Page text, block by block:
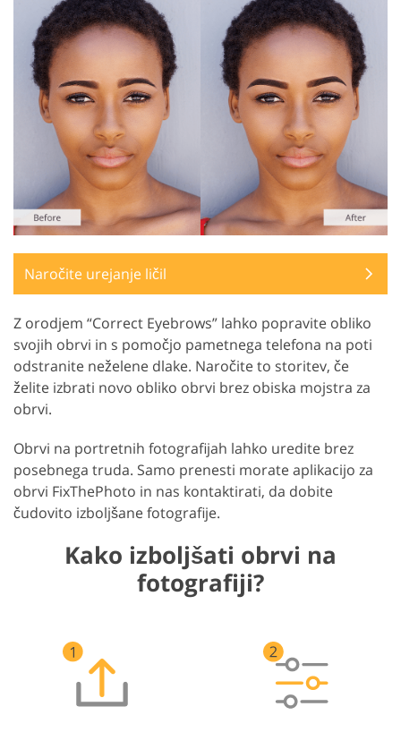
Naročite urejanje ličil
Z orodjem “Correct Eyebrows” lahko popravite obliko
svojih obrvi in s pomočjo pametnega telefona na poti
odstranite neželene dlake. Naročite to storitev, če
želite izbrati novo obliko obrvi brez obiska mojstra za
obrvi.
Obrvi na portretnih fotografijah lahko uredite brez
posebnega truda. Samo prenesti morate aplikacijo za
obrvi FixThePhoto in nas kontaktirati, da dobite
čudovito izboljšane fotografije.
Kako izboljšati obrvi na
fotografiji?